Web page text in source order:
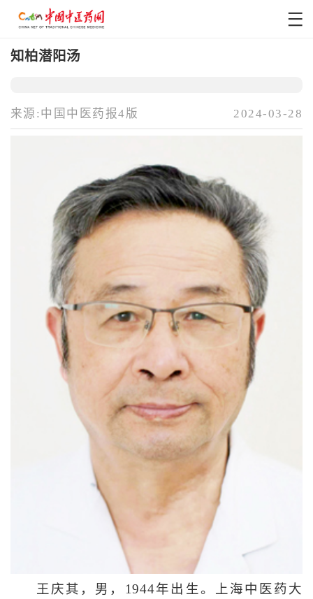
知柏潜阳汤
来源:中国中医药报4版 2024-03-28
王庆其，男，1944年出生。上海中医药大